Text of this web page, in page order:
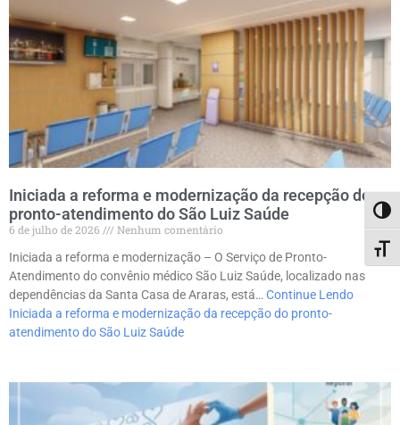
Iniciada a reforma e modernização da recepção do
pronto-atendimento do São Luiz Saúde
6 de julho de 2026
Nenhum comentário
Iniciada a reforma e modernização – O Serviço de Pronto-
Atendimento do convênio médico São Luiz Saúde, localizado nas
dependências da Santa Casa de Araras, está…Continue Lendo
Iniciada a reforma e modernização da recepção do pronto-
atendimento do São Luiz Saúde